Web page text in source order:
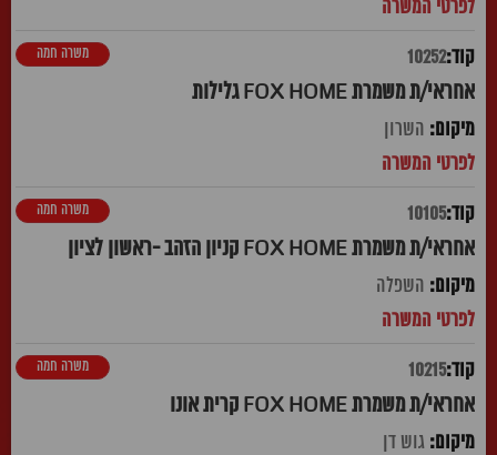
10252
אחראי/ת משמרת FOX HOME גלילות
משרה חמה
השרון
10105
אחראי/ת משמרת FOX HOME קניון הזהב -ראשון לציון
משרה חמה
השפלה
10215
אחראי/ת משמרת FOX HOME קרית אונו
משרה חמה
גוש דן